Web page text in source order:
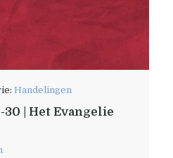
Handelingen
30 | Het Evangelie